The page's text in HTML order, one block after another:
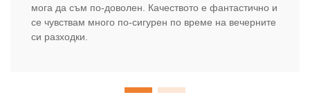
мога да съм по-доволен. Качеството е фантастично и
се чувствам много по-сигурен по време на вечерните
си разходки.